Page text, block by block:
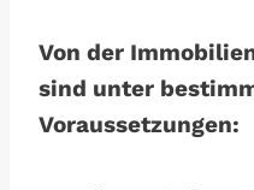
Von der
sind unter
Voraussetzungen: